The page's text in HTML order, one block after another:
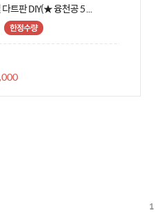
트판 DIY(★ 융천공 5 ...
1